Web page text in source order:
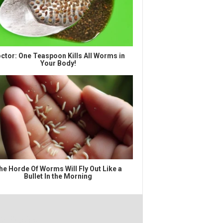
One Teaspoon Kills All Worms in
Your Body!
Horde Of Worms Will Fly Out Like a
Bullet In the Morning